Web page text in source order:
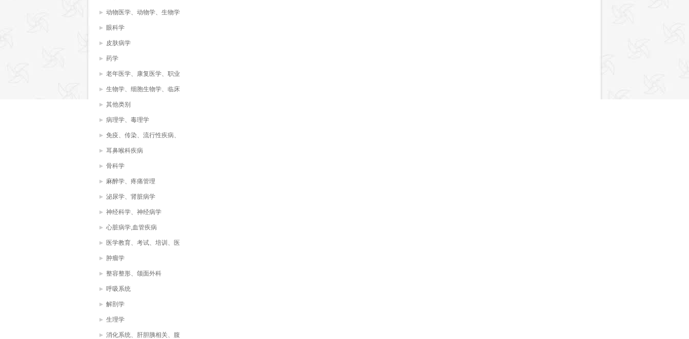
动物医学、动物学、生物学
眼科学
皮肤病学
药学
老年医学、康复医学、职业
治疗、物理治疗
生物学、细胞生物学、临床
化学，生物化学，
其他类别
病理学、毒理学
免疫、传染、流行性疾病、
病毒、微生物学
耳鼻喉科疾病
骨科学
麻醉学、疼痛管理
泌尿学、肾脏病学
神经科学、神经病学
心脏病学,血管疾病
医学教育、考试、培训、医
疗助理、医学词典
肿瘤学
整容整形、颌面外科
呼吸系统
解剖学
生理学
消化系统、肝胆胰相关、腹